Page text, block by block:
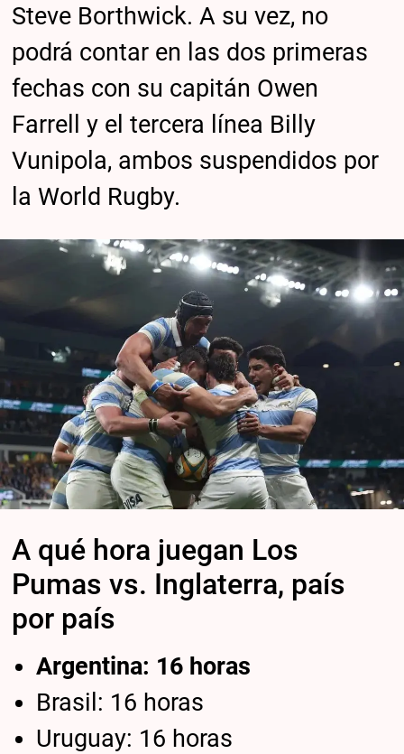
Steve Borthwick. A su vez, no
podrá contar en las dos primeras
fechas con su capitán Owen
Farrell y el tercera línea Billy
Vunipola, ambos suspendidos por
la World Rugby.
A qué hora juegan Los
Pumas vs. Inglaterra, país
por país
Argentina: 16 horas
Brasil: 16 horas
Uruguay: 16 horas